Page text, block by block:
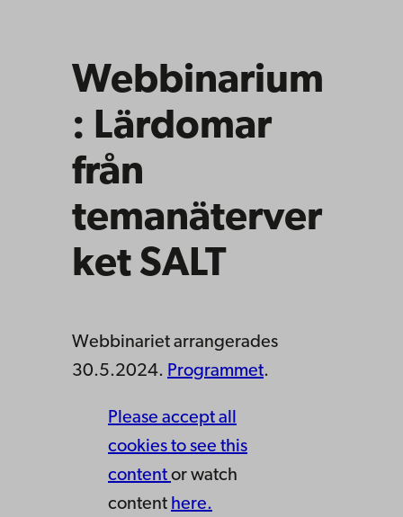
Webbinarium
: Lärdomar
från
temanäterver
ket SALT
Webbinariet arrangerades
30.5.2024. Programmet.
Please accept all
cookies to see this
content or watch
content here.